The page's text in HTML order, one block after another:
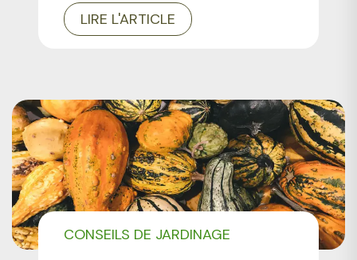
LIRE L'ARTICLE
CONSEILS DE JARDINAGE